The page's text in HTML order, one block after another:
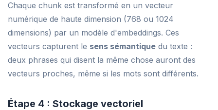
Chaque chunk est transformé en un vecteur
numérique de haute dimension (768 ou 1024
dimensions) par un modèle d'embeddings. Ces
vecteurs capturent le sens sémantique du texte :
deux phrases qui disent la même chose auront des
vecteurs proches, même si les mots sont différents.
Étape 4 : Stockage vectoriel